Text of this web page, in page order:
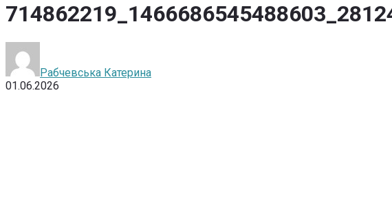
Рабчевська Катерина
01.06.2026